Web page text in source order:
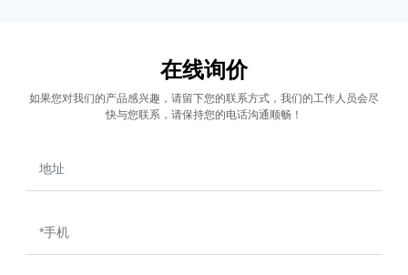
在线询价
如果您对我们的产品感兴趣，请留下您的联系方式，我们的工作人员会尽
快与您联系，请保持您的电话沟通顺畅！